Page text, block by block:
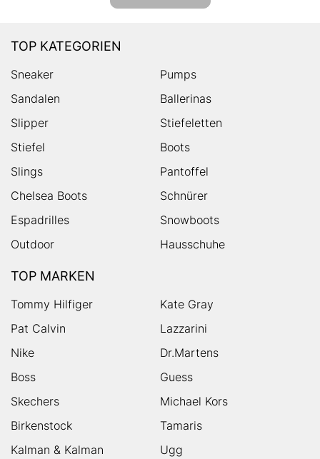
TOP KATEGORIEN
Sneaker
Pumps
Sandalen
Ballerinas
Slipper
Stiefeletten
Stiefel
Boots
Slings
Pantoffel
Chelsea Boots
Schnürer
Espadrilles
Snowboots
Outdoor
Hausschuhe
TOP MARKEN
Tommy Hilfiger
Kate Gray
Pat Calvin
Lazzarini
Nike
Dr.Martens
Boss
Guess
Skechers
Michael Kors
Birkenstock
Tamaris
Kalman & Kalman
Ugg